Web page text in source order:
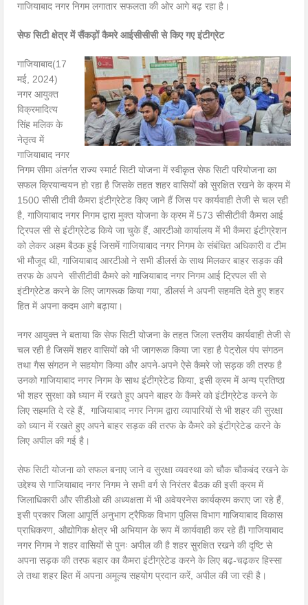
गाजियाबाद नगर निगम लगातार सफलता की ओर आगे बढ़ रहा है।
सेफ सिटी क्षेत्र मेंसैंकड़ोंकैमरे आईसीसीसी से किए गए इंटीग्रेट
गाजियाबाद(17
मई, 2024)
नगर आयुक्त
विक्रमादित्य
सिंह मलिक के
नेतृत्व में
गाजियाबाद नगर
निगम सीमा अंतर्गत राज्य स्मार्ट सिटी योजना में स्वीकृत सेफ सिटी परियोजना का
सफल क्रियान्वयन हो रहा है जिसके तहत शहर वासियों को सुरक्षित रखने के क्रम में
1500 सीसी टीवी कैमरा इंटीग्रेटेड किए जाने हैं जिस पर कार्यवाही तेजी से चल रही
है, गाजियाबाद नगर निगम द्वारा मुक्त योजना के क्रम में 573 सीसीटीवी कैमरा आई
ट्रिपल सी से इंटीग्रेटेड किये जा चुके हैं, आरटीओ कार्यालय में भी कैमरा इंटीग्रेशन
को लेकर अहम बैठक हुई जिसमें गाजियाबाद नगर निगम के संबंधित अधिकारी व टीम
भी मौजूद थी, गाजियाबाद आरटीओ ने सभी डीलर्स के साथ मिलकर बाहर सड़क की
तरफ के अपने सीसीटीवी कैमरे को गाजियाबाद नगर निगम आई ट्रिपल सी से
इंटीग्रेटेड करने के लिए जागरूक किया गया, डीलर्स ने अपनी सहमति देते हुए शहर
हित में अपना कदम आगे बढ़ाया।
नगर आयुक्त ने बताया कि सेफ सिटी योजना के तहत जिला स्तरीय कार्यवाही तेजी से
चल रही है जिसमें शहर वासियों को भी जागरूक किया जा रहा है पेट्रोल पंप संगठन
तथा गैस संगठन ने सहयोग किया और अपने-अपने ऐसे कैमरे जो सड़क की तरफ है
उनको गाजियाबाद नगर निगम के साथ इंटीग्रेटेड किया, इसी क्रम में अन्य प्रतिष्ठा
भी शहर सुरक्षा को ध्यान में रखते हुए अपने बाहर के कैमरे को इंटीग्रेटेड करने के
लिए सहमति दे रहे हैं, गाजियाबाद नगर निगम द्वारा व्यापारियों से भी शहर की सुरक्षा
को ध्यान में रखते हुए अपने बाहर सड़क की तरफ के कैमरे को इंटीग्रेटेड करने के
लिए अपील की गई है।
सेफ सिटी योजना को सफल बनाए जाने व सुरक्षा व्यवस्था को चौक चौकबंद रखने के
उद्देश्य से गाजियाबाद नगर निगम ने सभी वर्ग से निरंतर बैठक की इसी क्रम में
जिलाधिकारी और सीडीओ की अध्यक्षता में भी अवेयरनेस कार्यक्रम कराए जा रहे हैं,
इसी प्रकार जिला आपूर्ति अनुभाग ट्रैफिक विभाग पुलिस विभाग गाजियाबाद विकास
प्राधिकरण, औद्योगिक क्षेत्र भी अभियान के रूप में कार्यवाही कर रहे हैंl गाजियाबाद
नगर निगम ने शहर वासियों से पुनः अपील की है शहर सुरक्षित रखने की दृष्टि से
अपना सड़क की तरफ बहार का कैमरा इंटीग्रेटेड करने के लिए बढ़-चढ़कर हिस्सा
ले तथा शहर हित में अपना अमूल्य सहयोग प्रदान करें, अपील की जा रही है।